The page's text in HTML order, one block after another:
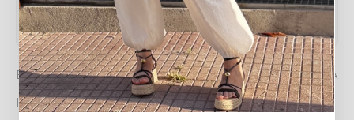
Largo 60 cm
EL ENCANTO IRRESISTIBLE DE LA CAMISETA VIOLETA
Ideal para tus días con estilo